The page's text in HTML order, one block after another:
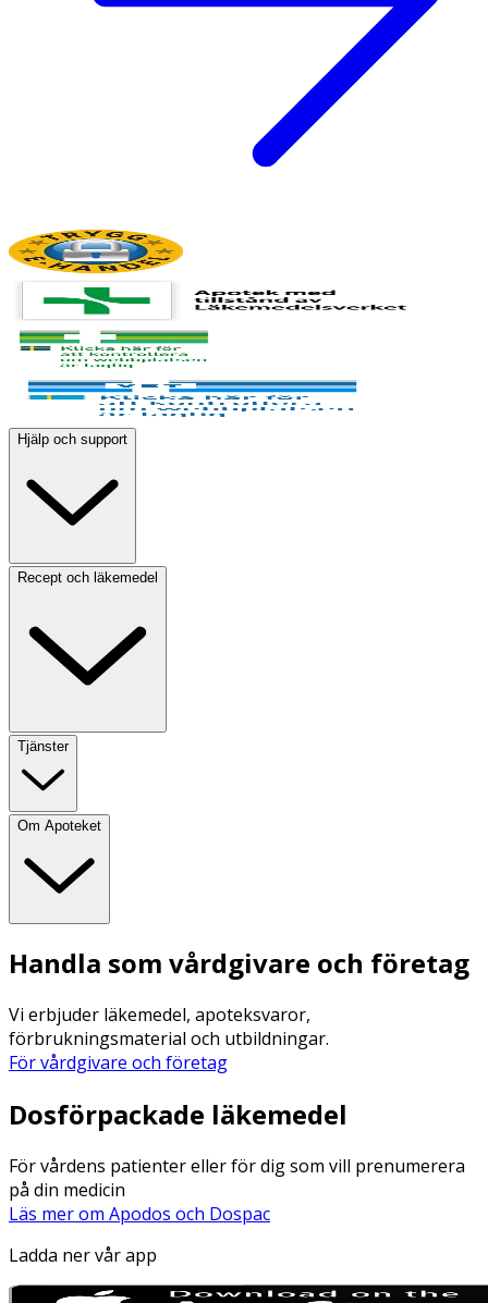
Hjälp och support
Recept och läkemedel
Tjänster
Om Apoteket
Handla som vårdgivare och företag
Vi erbjuder läkemedel, apoteksvaror,
förbrukningsmaterial och utbildningar.
För vårdgivare och företag
Dosförpackade läkemedel
För vårdens patienter eller för dig som vill prenumerera
på din medicin
Läs mer om Apodos och Dospac
Ladda ner vår app